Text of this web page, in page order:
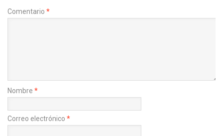
Comentario *
Nombre *
Correo electrónico *